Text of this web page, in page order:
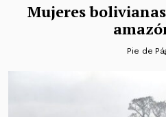
Mujeres
Pie de